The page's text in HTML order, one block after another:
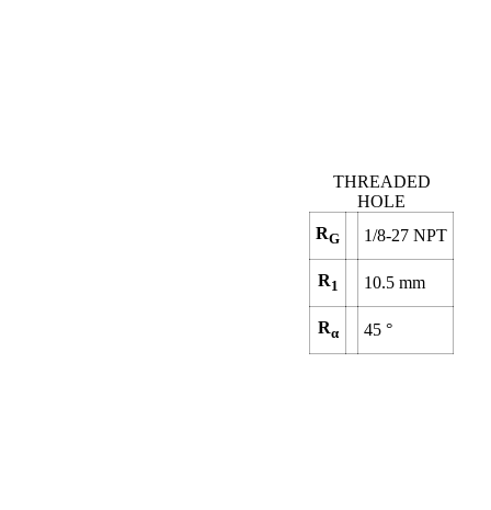
THREADED
HOLE
RG 1/8-27 NPT
R1 10.5mm
Rα 45°